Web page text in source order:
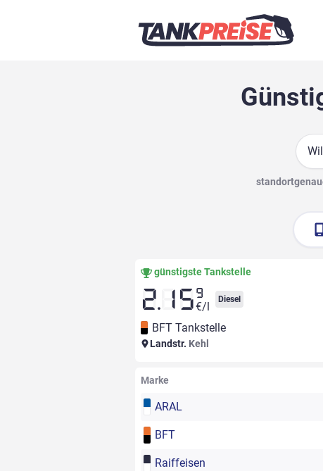
günstigste Tankstelle
2.15 9
€/l
Diesel
BFT Tankstelle
Landstr. Kehl
Marke
ARAL
BFT
Raiffeisen